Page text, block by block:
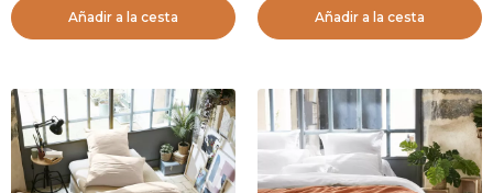
Añadir a la cesta Añadir a la cesta